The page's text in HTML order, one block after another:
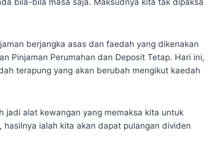
bila-bila masa saja. Maksudnya kita tak dipaksa
berjangka asas dan faedah yang dikenakan
Pinjaman Perumahan dan Deposit Tetap. Hari ini,
terapung yang akan berubah mengikut kaedah
jadi alat kewangan yang memaksa kita untuk
ialah kita akan dapat pulangan dividen